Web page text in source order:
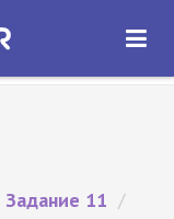
ОТКРЫТЬ
Задание 11 /